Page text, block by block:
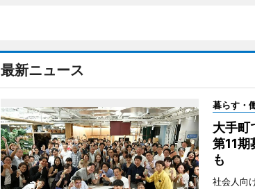
最新ニュース
暮らす・
大手町
第11
も
社会人向